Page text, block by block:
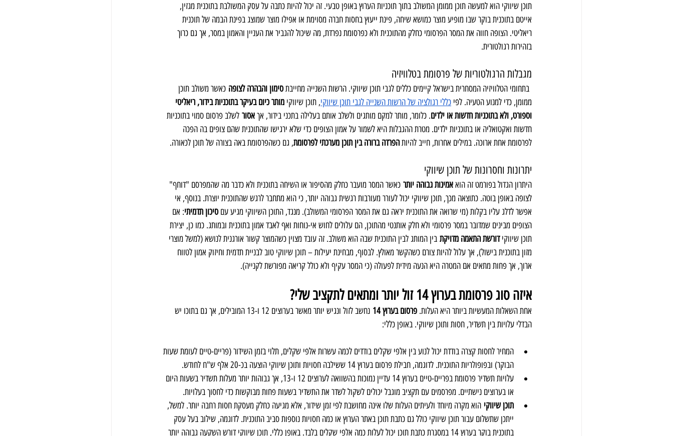
תוכן שיווקי הוא למעשה תוכן ממומן המשולב בתוך תוכניות הערוץ באופן טבעי. זה יכול להיות כתבה על עסק המשולבת בתוכנית מגזין,
אייטם בתוכנית בוקר שבו מופיע מוצר כמושא שיחה, פינת ייעוץ בחסות חברה מסוימת או אפילו מוצר שמוצג בפינת הבמה של תוכנית
ריאליטי. הצופה חווה את המסר הפרסומי כחלק מהתוכנית ולא כפרסומת נפרדת, מה שיכול להגביר את העניין והאמון במסר, אך גם כרוך
בזהירות רגולטורית.
מגבלות הרגולטוריות של פרסומת בטלוויזיה
בתחומי הטלוויזיה המסחרית בישראל קיימים כללים לגבי תוכן שיווקי. הרשות השנייה מחייבת סימון והבהרה לצופה כאשר משולב תוכן
ממומן, כדי למנוע הטעיה. לפי כללי רגולציה של הרשות השנייה לגבי תוכן שיווקי, תוכן שיווקי מותר כיום בעיקר בתוכניות בידור, ריאליטי
וספורט, ולא בתוכניות חדשות או ילדים. כלומר, מותר למקם מותגים ולשלב אותם בעלילה בתכני בידור, אך אסור לשלב פרסום סמוי בתוכניות
חדשות ואקטואליה או בתוכניות ילדים. מטרת ההגבלות היא לשמור על אמון הצופים כדי שלא ירגישו שהתוכנית שהם צופים בה הפכה
לפרסומת אחת ארוכה. במילים אחרות, חייב להיות הפרדה ברורה בין תוכן מערכתי לפרסומת, גם כשהפרסומת באה בצורה של תוכן לכאורה.
יתרונות וחסרונות של תוכן שיווקי
היתרון הגדול בפורמט זה הוא אמינות גבוהה יותר כאשר המסר מועבר כחלק מהסיפור או השיחה בתוכנית ולא כדבר מה שהמפרסם "דוחף"
לצופה באופן בוטה. כתוצאה מכך, תוכן שיווקי יכול לעורר מעורבות רגשית גבוהה יותר, כי הוא מתחבר לרגש שהתוכנית יוצרת. בנוסף, אי
אפשר לדלג עליו בקלות (מי שרואה את התוכנית יראה גם את המסר הפרסומי המשולב). מנגד, התוכן השיווקי מגיע עם סיכון תדמיתי: אם
הצופים מבינים שמדובר במסר פרסומי ולא חלק אותנטי מהתוכן, הם עלולים לחוש אי-נוחות ואף לאבד אמון בתוכנית ובמותג. כמו כן, יצירת
תוכן שיווקי דורשת התאמה מדויקת בין המותג לבין התוכנית שבה הוא משולב. זה עובד מצוין כשהמוצר קשור אורגנית לנושא (למשל מוצרי
מזון בתוכנית בישול), אך עלול להיות צורם כשהקשר מאולץ. לבסוף, מבחינת יעילות – תוכן שיווקי טוב לבניית תדמית וחיזוק אמון לטווח
ארוך, אך פחות מתאים אם המטרה היא הנעה מידית לפעולה (כי המסר עקיף ולא כולל קריאה מפורשת לקנייה).
איזה סוג פרסומת בערוץ 14 זול יותר ומתאים לתקציב שלי?
אחת השאלות המעשיות ביותר היא העלות. פרסום בערוץ 14
נחשב לזול ונגיש יותר מאשר בערוצים 12 ו-13 המובילים, אך גם בתוכו יש
הבדלי עלויות בין תשדיר, חסות ותוכן שיווקי. באופן כללי:
המחיר לחסות קצרה בודדת יכול לנוע בין אלפי שקלים בודדים לכמה עשרות אלפי שקלים, תלוי בזמן השידור (פריים-טיים לעומת שעות
הבוקר) ובפופולריות התוכנית. לדוגמה, חבילת פרסום בערוץ 14 ששילבה חסויות ותוכן שיווקי הוצעה בכ-20 אלף ש"ח לחודש.
עלויות תשדיר פרסומת בפריים-טיים בערוץ 14 עדיין נמוכות בהשוואה לערוצים 12 ו-13, אך גבוהות יותר מעלות תשדיר בשעות היום
או בערוצים נישתיים. מפרסמים עם תקציב מוגבל יכולים לשקול לשדר את התשדיר בשעות פחות מבוקשות כדי לחסוך בעלויות.
תוכן שיווקי הוא מקרה מיוחד ולעיתים העלות שלו אינה מחושבת לפי זמן שידור, אלא מגיעה כחלק מעסקת חסות רחבה יותר. למשל,
ייתכן שתשלום עבור תוכן שיווקי כולל גם כתבת תוכן באתר הערוץ או כמה חסויות נוספות סביב התוכנית. לדוגמה, שילוב בעל עסק
בתוכנית בוקר בערוץ 14 במסגרת כתבת תוכן יכול לעלות כמה אלפי שקלים בלבד. באופן כללי, תוכן שיווקי דורש השקעה גבוהה יותר